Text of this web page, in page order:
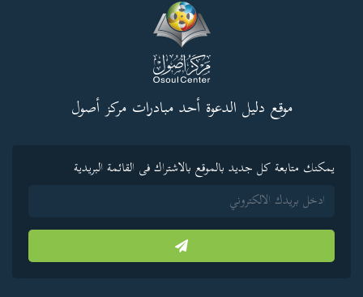
موقع دليل الدعوة أحد مبادرات مركز أصول
يمكنك متابعة كل جديد بالموقع بالاشتراك فى القائمة البريدية